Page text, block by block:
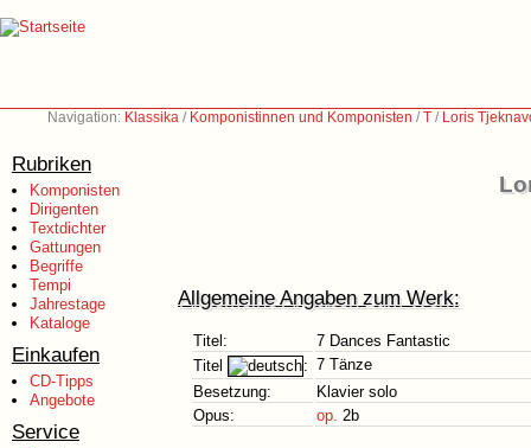
Navigation: Klassika / Komponistinnen und Komponisten /T / Loris
Rubriken
Komponisten
Dirigenten
Textdichter
Gattungen
Begriffe
Tempi
Jahrestage
Kataloge
Einkaufen
CD-Tipps
Angebote
Service
Allgemeine Angaben zum Werk:
Titel:
7 Dances Fantastic
Titel
: 7 Tänze
Besetzung:
Klavier solo
Opus:
op. 2b